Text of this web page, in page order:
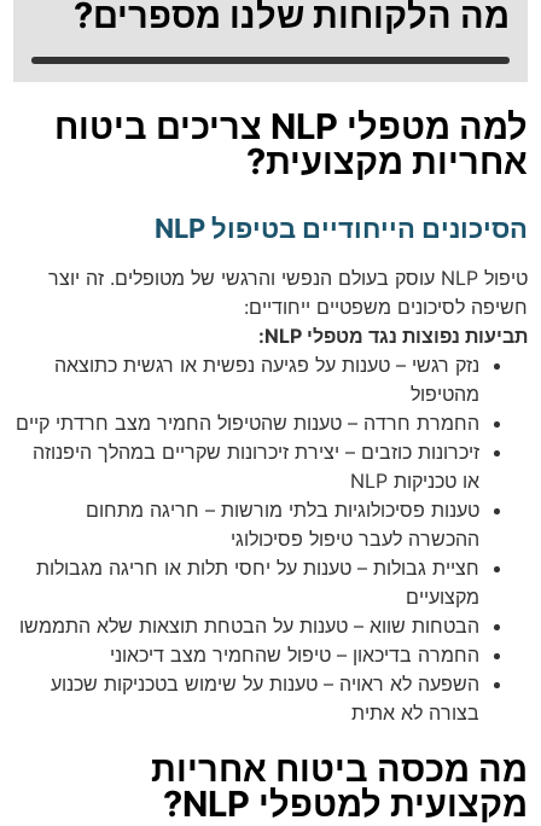
מה הלקוחות שלנו מספרים?
למה מטפלי NLP צריכים ביטוח
אחריות מקצועית?
הסיכונים הייחודיים בטיפול NLP
טיפול NLP עוסק בעולם הנפשי והרגשי של מטופלים. זה יוצר
חשיפה לסיכונים משפטיים ייחודיים:
תביעות נפוצות נגד מטפלי NLP:
נזק רגשי – טענות על פגיעה נפשית או רגשית כתוצאה
מהטיפול
החמרת חרדה – טענות שהטיפול החמיר מצב חרדתי קיים
זיכרונות כוזבים – יצירת זיכרונות שקריים במהלך היפנוזה
או טכניקות NLP
טענות פסיכולוגיות בלתי מורשות – חריגה מתחום
ההכשרה לעבר טיפול פסיכולוגי
חציית גבולות – טענות על יחסי תלות או חריגה מגבולות
מקצועיים
הבטחות שווא – טענות על הבטחת תוצאות שלא התממשו
החמרה בדיכאון – טיפול שהחמיר מצב דיכאוני
השפעה לא ראויה – טענות על שימוש בטכניקות שכנוע
בצורה לא אתית
מה מכסה ביטוח אחריות
מקצועית למטפלי NLP?